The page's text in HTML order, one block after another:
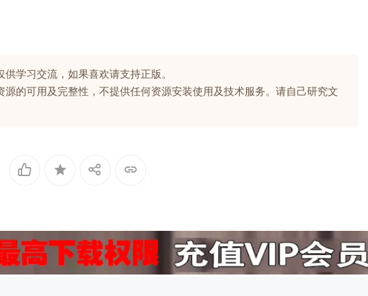
学习交流，如果喜欢请支持正版。
的可用及完整性，不提供任何资源安装使用及技术服务。请自己研究文